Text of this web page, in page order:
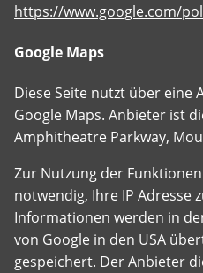
https://www.google.com/
Google Maps
Diese Seite nutzt über eine
Google Maps. Anbieter ist
Amphitheatre Parkway,
Zur Nutzung der
notwendig, Ihre IP Adresse
Informationen werden in
von Google in den USA
gespeichert. Der Anbieter